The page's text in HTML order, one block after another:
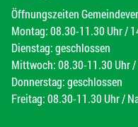
Öffnungszeiten
Montag: 08.30-11.30 Uhr /
Dienstag: geschlossen
Mittwoch: 08.30-11.30 Uhr
Donnerstag: geschlossen
Freitag: 08.30-11.30 Uhr /